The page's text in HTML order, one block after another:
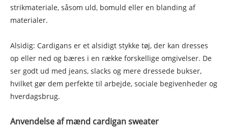
strikmateriale, såsom uld, bomuld eller en blanding af
materialer.
Alsidig: Cardigans er et alsidigt stykke tøj, der kan dresses
op eller ned og bæres i en række forskellige omgivelser. De
ser godt ud med jeans, slacks og mere dressede bukser,
hvilket gør dem perfekte til arbejde, sociale begivenheder og
hverdagsbrug.
Anvendelse af mænd cardigan sweater